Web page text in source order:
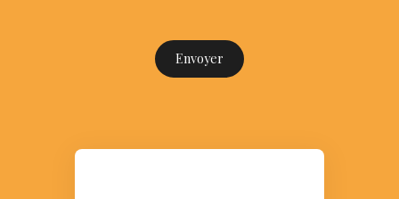
Envoyer